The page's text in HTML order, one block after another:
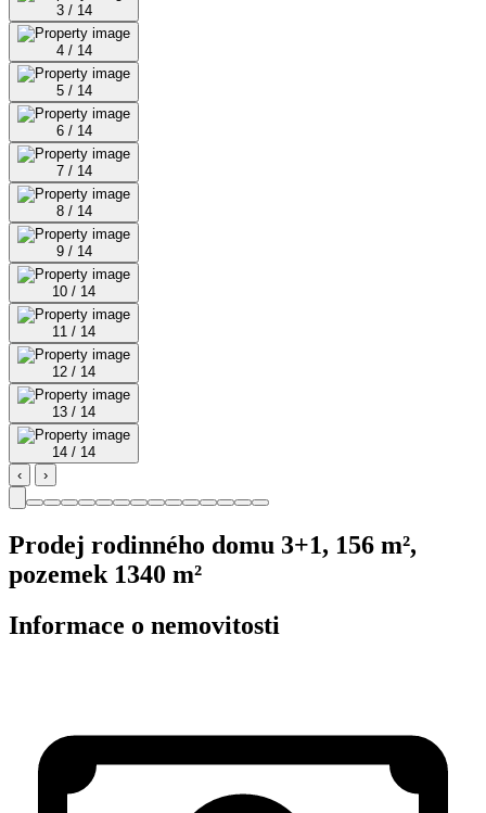
3 / 14
4 / 14
5 / 14
6 / 14
7 / 14
8 / 14
9 / 14
10 / 14
11 / 14
12 / 14
13 / 14
14 / 14
‹
›
Prodej rodinného domu 3+1, 156 m²,
pozemek 1340 m²
Informace o nemovitosti